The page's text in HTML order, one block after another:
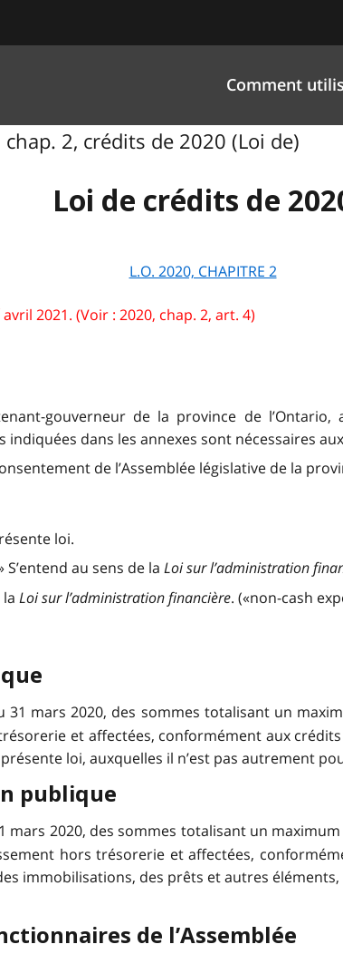
Comment
2, crédits de 2020 (Loi de)
Loi de crédits de
L.O. 2020, CHAPITRE 2
avril 2021. (Voir : 2020, chap. 2, art. 4)
gouverneur de la province de
dans les annexes sont nécessaires
de l’Assemblée législative de la
loi.
au sens de la Loi sur l’administration
Loi sur l’administration financière. («non-cash
31 mars 2020, des sommes totalisant un
et affectées, conformément aux
loi, auxquelles il n’est pas autrement
publique
mars 2020, des sommes totalisant un maximum
hors trésorerie et affectées,
immobilisations, des prêts et autres éléments,
de l’Assemblée